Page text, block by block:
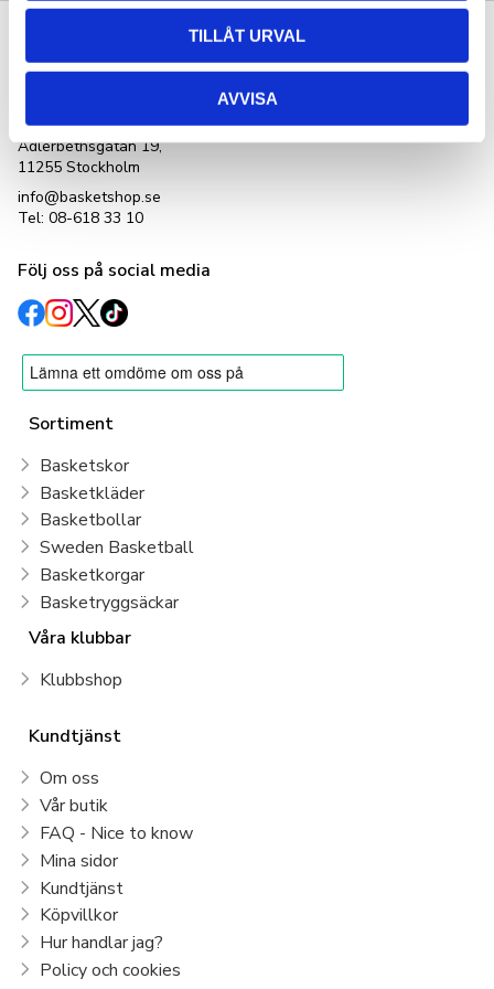
TILLÅT URVAL
AVVISA
org nr: 556231-4152
Adlerbethsgatan 19,
11255 Stockholm
info@basketshop.se
Tel: 08-618 33 10
Följ oss på social media
Sortiment
Basketskor
Basketkläder
Basketbollar
Sweden Basketball
Basketkorgar
Basketryggsäckar
Våra klubbar
Klubbshop
Kundtjänst
Om oss
Vår butik
FAQ - Nice to know
Mina sidor
Kundtjänst
Köpvillkor
Hur handlar jag?
Policy och cookies